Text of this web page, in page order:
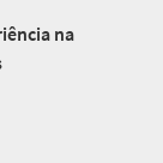
na